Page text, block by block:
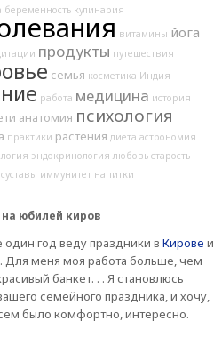
беременность кулинария
витамины йога
продукты путешествия
семья косметика Индия
работа медицина история
анатомия психология
практики растения диета астрономия
эндокринология любовь старость
суставы иммунитет напитки
юбилей киров
один год веду праздники в Кирове и
Для меня моя работа больше, чем
банкет. . . Я становлюсь
семейного праздника, и хочу,
было комфортно, интересно.